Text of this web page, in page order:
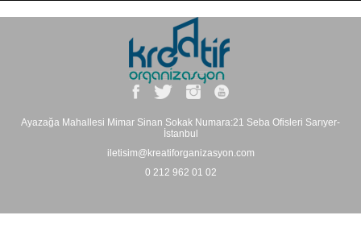
Ayazağa Mahallesi Mimar Sinan Sokak Numara:21 Seba Ofisleri Sarıyer-
İstanbul
iletisim@kreatiforganizasyon.com
0 212 962 01 02